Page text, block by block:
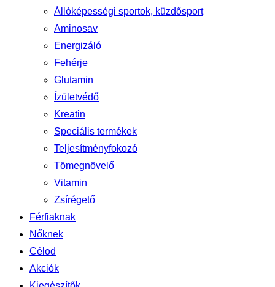
Állóképességi sportok, küzdősport
Aminosav
Energizáló
Fehérje
Glutamin
Ízületvédő
Kreatin
Speciális termékek
Teljesítményfokozó
Tömegnövelő
Vitamin
Zsírégető
Férfiaknak
Nőknek
Célod
Akciók